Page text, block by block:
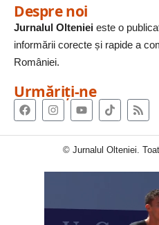
Despre noi
Jurnalul Olteniei este o
informării corecte și rapide a
României.
Urmăriți-ne
© Jurnalul Olteniei.